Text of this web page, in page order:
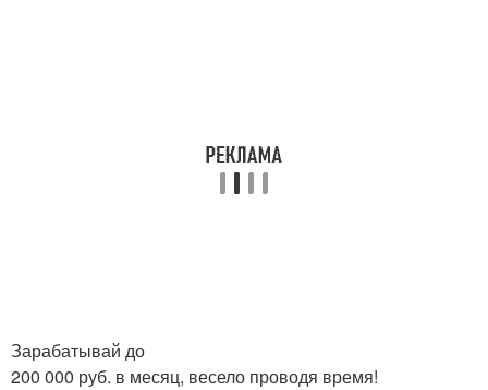
Зарабатывай до
200 000 руб. в месяц, весело проводя время!